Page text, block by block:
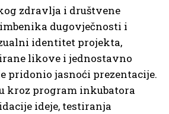
zdravlja i društvene
dugovječnosti i
identitet projekta,
likove i jednostavno
pridonio jasnoći prezentacije.
kroz program inkubatora
ideje, testiranja